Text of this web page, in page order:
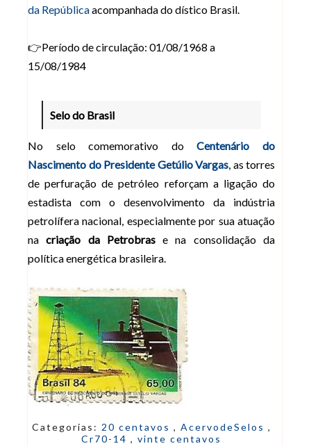
da Repúblicaacompanhada do dístico Brasil.
👉Período de circulação: 01/08/1968 a
15/08/1984
Selo do Brasil
No selo comemorativo doCentenário do
Nascimento do Presidente Getúlio Vargas, as torres
de perfuração de petróleo reforçam a ligação do
estadista com o desenvolvimento da indústria
petrolífera nacional, especialmente por sua atuação
nacriação da Petrobrase na consolidação da
política energética brasileira.
Categorias: 20 centavos , AcervodeSelos ,
Cr70-14 , vinte centavos